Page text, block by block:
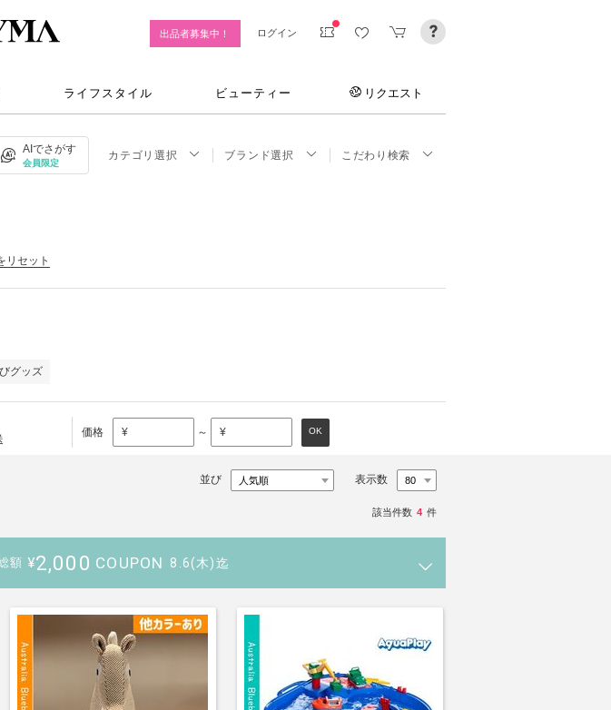
出品者募集中！ ログイン
ライフスタイル ビューティー リクエスト
AIでさがす
会員限定
カテゴリ選択 ブランド選択 こだわり検索
リセット
グッズ
価格 ¥ ～ ¥ OK
並び 表示数
該当件数 4 件
額 ¥2,000 COUPON 8.6(木)迄